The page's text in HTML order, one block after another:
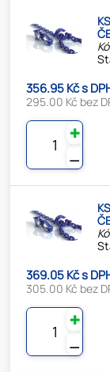
356.95 Kč s
295.00 Kč bez
⚊
✚
369.05 Kč s
305.00 Kč bez
⚊
✚